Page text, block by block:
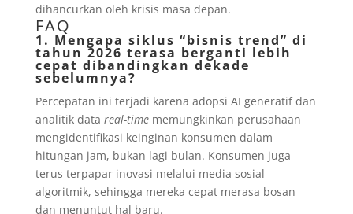
dihancurkan oleh krisis masa depan.
FAQ
1. Mengapa siklus “bisnis trend” di
tahun 2026 terasa berganti lebih
cepat dibandingkan dekade
sebelumnya?
Percepatan ini terjadi karena adopsi AI generatif dan
analitik data real-timememungkinkan perusahaan
mengidentifikasi keinginan konsumen dalam
hitungan jam, bukan lagi bulan. Konsumen juga
terus terpapar inovasi melalui media sosial
algoritmik, sehingga mereka cepat merasa bosan
dan menuntut hal baru.